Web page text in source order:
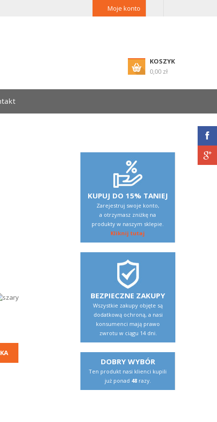
Moje konto
KOSZYK
0,00 zł
KUPUJ DO 15% TANIEJ
Zarejestruj swoje konto,
a otrzymasz zniżkę na
produkty w naszym sklepie.
Kliknij tutaj
BEZPIECZNE ZAKUPY
Wszystkie zakupy objęte są
dodatkową ochroną, a nasi
konsumenci mają prawo
zwrotu w ciągu 14 dni.
DOBRY WYBÓR
Ten produkt nasi klienci kupili
już ponad 48razy.